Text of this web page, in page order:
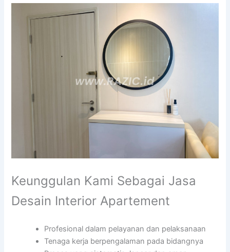
Keunggulan Kami Sebagai Jasa
Desain Interior Apartement
Profesional dalam pelayanan dan pelaksanaan
Tenaga kerja berpengalaman pada bidangnya